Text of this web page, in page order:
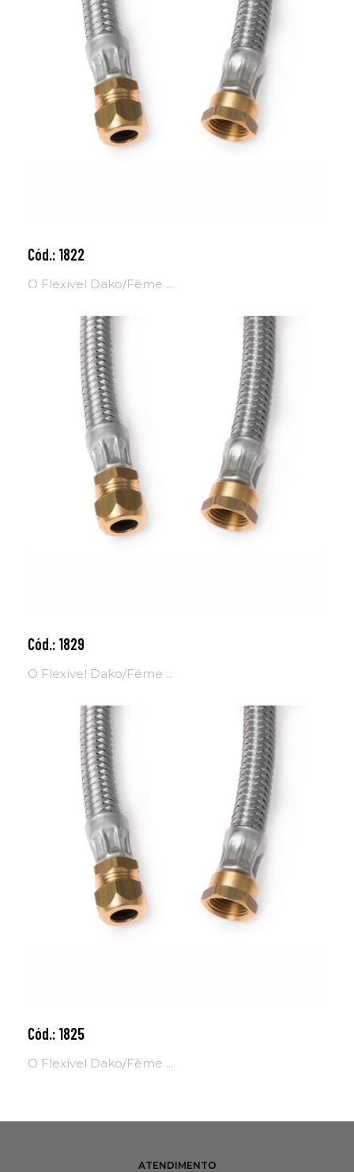
Cód.: 1822
O Flexível Dako/Fême ...
Adicionar ao carrinho
Cód.: 1829
O Flexível Dako/Fême ...
Adicionar ao carrinho
Cód.: 1825
O Flexível Dako/Fême ...
Adicionar ao carrinho
ATENDIMENTO